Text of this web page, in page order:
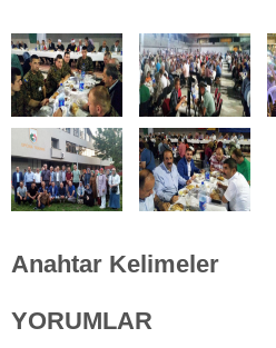
Anahtar Kelimeler
YORUMLAR